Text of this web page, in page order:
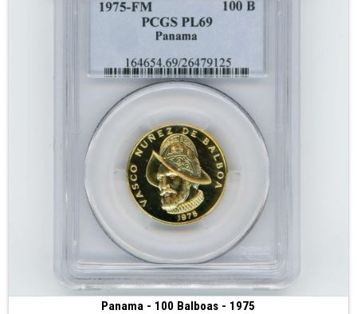
Panama - 100 Balboas - 1975
(1975 • 8.16 g • 26 mm)